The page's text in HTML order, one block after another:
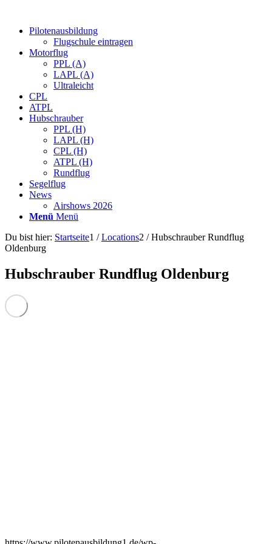
Pilotenausbildung
Flugschule eintragen
Motorflug
PPL (A)
LAPL (A)
Ultraleicht
CPL
ATPL
Hubschrauber
PPL (H)
LAPL (H)
CPL (H)
ATPL (H)
Rundflug
Segelflug
News
Airshows 2026
Menü Menü
Du bist hier: Startseite1 / Locations2 / Hubschrauber Rundflug
Oldenburg
Hubschrauber Rundflug Oldenburg